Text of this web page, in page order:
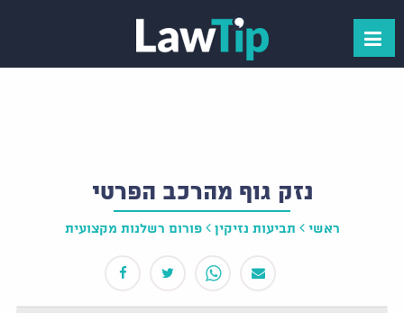
נזק גוף מהרכב הפרטי
ראשי תביעות נזיקין פורום רשלנות מקצועית